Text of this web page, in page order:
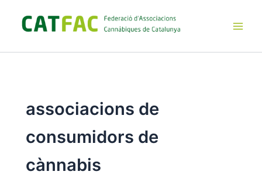
contenido
associacions de
consumidors de
cànnabis